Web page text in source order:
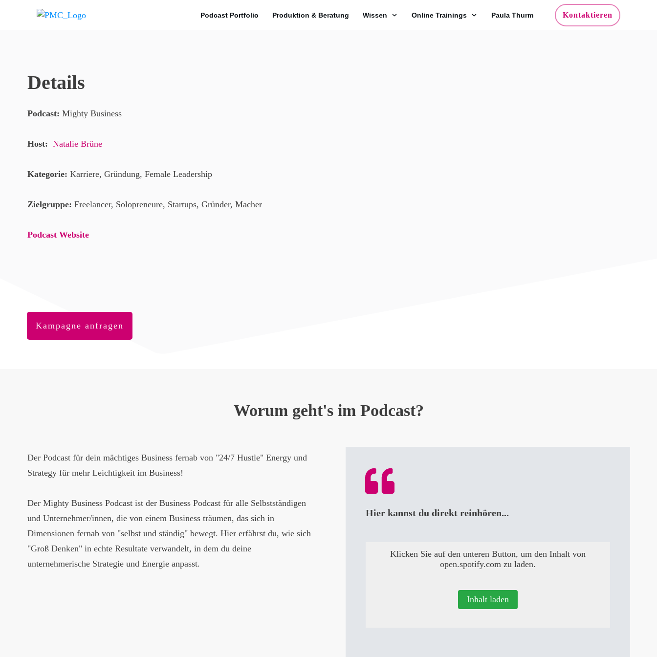
Podcast Portfolio Produktion & Beratung Wissen Online Trainings Paula Thurm Kontaktieren
Details
Podcast: Mighty Business
Host: Natalie Brüne
Kategorie: Karriere, Gründung, Female Leadership
Zielgruppe: Freelancer, Solopreneure, Startups, Gründer, Macher
Podcast Website
Kampagne anfragen
Worum geht's im Podcast?
Der Podcast für dein mächtiges Business fernab von "24/7 Hustle" Energy und
Strategy für mehr Leichtigkeit im Business!
Der Mighty Business Podcast ist der Business Podcast für alle Selbstständigen
und Unternehmer/innen, die von einem Business träumen, das sich in
Dimensionen fernab von "selbst und ständig" bewegt. Hier erfährst du, wie sich
"Groß Denken" in echte Resultate verwandelt, in dem du deine
unternehmerische Strategie und Energie anpasst.
Hier kannst du direkt reinhören...
Klicken Sie auf den unteren Button, um den Inhalt von
open.spotify.com zu laden.
Inhalt laden